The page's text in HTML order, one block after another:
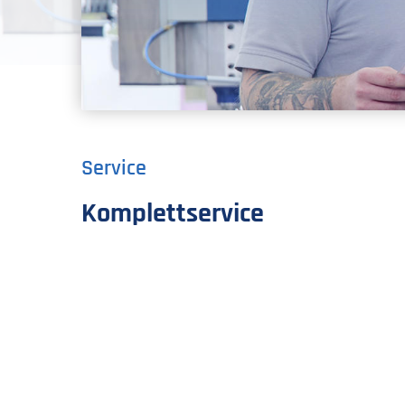
Service
Komplettservice